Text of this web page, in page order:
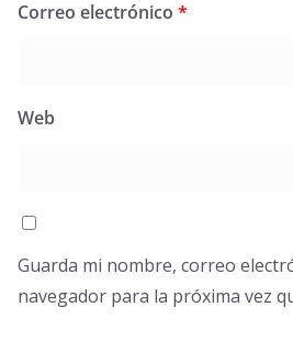
Correo electrónico *
Web
Guarda mi nombre, correo
navegador para la próxima vez